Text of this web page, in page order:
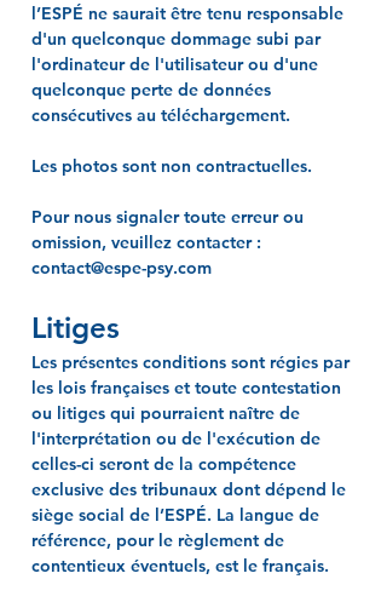
l’ESPÉ ne saurait être tenu responsable
d'un quelconque dommage subi par
l'ordinateur de l'utilisateur ou d'une
quelconque perte de données
consécutives au téléchargement.
Les photos sont non contractuelles.
Pour nous signaler toute erreur ou
omission, veuillez contacter :
contact@espe-psy.com
Litiges
Les présentes conditions sont régies par
les lois françaises et toute contestation
ou litiges qui pourraient naître de
l'interprétation ou de l'exécution de
celles-ci seront de la compétence
exclusive des tribunaux dont dépend le
siège social de l’ESPÉ. La langue de
référence, pour le règlement de
contentieux éventuels, est le français.